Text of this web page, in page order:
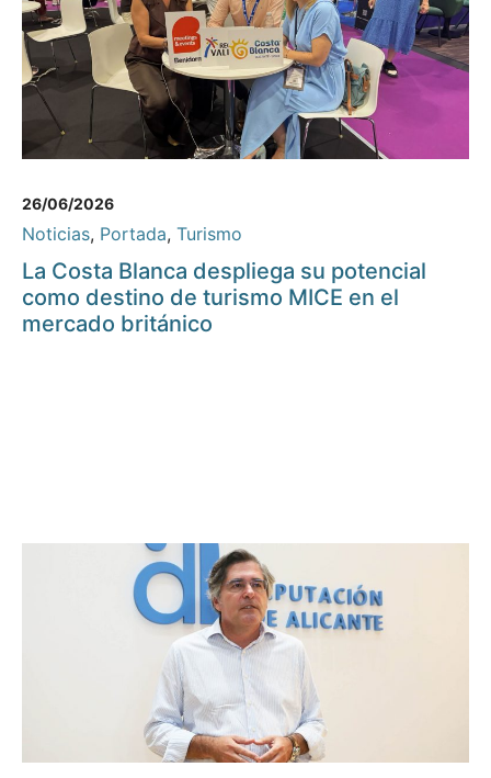
26/06/2026
Noticias, Portada, Turismo
La Costa Blanca despliega su potencial
como destino de turismo MICE en el
mercado británico